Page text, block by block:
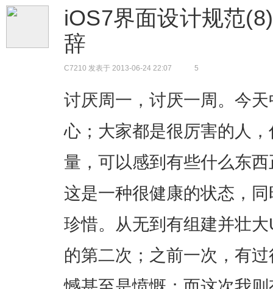
iOS7界面设计规范
辞
C7210 发表于 2013-06-24 22:07 5
讨厌周一，讨厌一周。今
心；大家都是很厉害的人
量，可以感到有些什么东
这是一种很健康的状态，
珍惜。从无到有组建并壮
的第二次；之前一次，有